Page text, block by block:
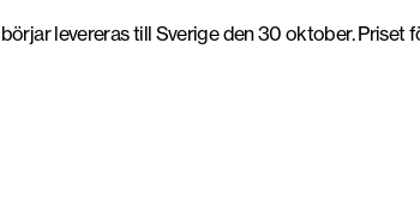
levereras till Sverige den 30 oktober. Priset